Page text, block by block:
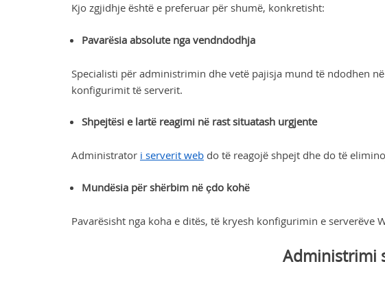
Kjo zgjidhje është e preferuar për shumë, konkretisht:
Pavarësia absolute nga vendndodhja
Specialisti për administrimin dhe vetë pajisja mund të ndodhen
konfigurimit të serverit.
Shpejtësi e lartë reagimi në rast situatash urgjente
Administrator i serverit web do të reagojë shpejt dhe do të
Mundësia për shërbim në çdo kohë
Pavarësisht nga koha e ditës, të kryesh konfigurimin e serverëve
Administrimi